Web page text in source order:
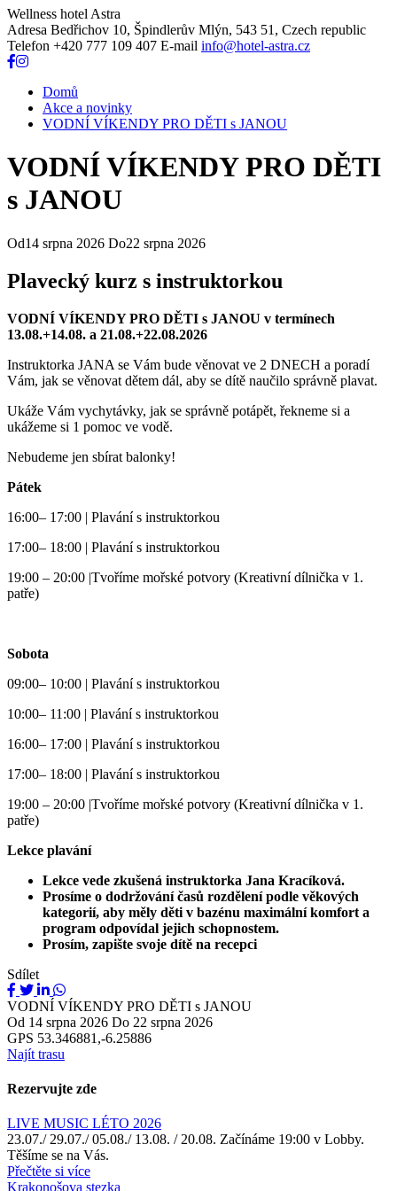
Wellness hotel Astra
Adresa Bedřichov 10, Špindlerův Mlýn, 543 51, Czech republic
Telefon +420 777 109 407 E-mail info@hotel-astra.cz
Domů
Akce a novinky
VODNÍ VÍKENDY PRO DĚTI s JANOU
VODNÍ VÍKENDY PRO DĚTI
s JANOU
Od14 srpna 2026 Do22 srpna 2026
Plavecký kurz s instruktorkou
VODNÍ VÍKENDY PRO DĚTI s JANOU v termínech
13.08.+14.08. a 21.08.+22.08.2026
Instruktorka JANA se Vám bude věnovat ve 2 DNECH a poradí
Vám, jak se věnovat dětem dál, aby se dítě naučilo správně plavat.
Ukáže Vám vychytávky, jak se správně potápět, řekneme si a
ukážeme si 1 pomoc ve vodě.
Nebudeme jen sbírat balonky!
Pátek
16:00– 17:00 | Plavání s instruktorkou
17:00– 18:00 | Plavání s instruktorkou
19:00 – 20:00 |Tvoříme mořské potvory (Kreativní dílnička v 1.
patře)
Sobota
09:00– 10:00 | Plavání s instruktorkou
10:00– 11:00 | Plavání s instruktorkou
16:00– 17:00 | Plavání s instruktorkou
17:00– 18:00 | Plavání s instruktorkou
19:00 – 20:00 |Tvoříme mořské potvory (Kreativní dílnička v 1.
patře)
Lekce plavání
Lekce vede zkušená instruktorka Jana Kracíková.
Prosíme o dodržování časů rozdělení podle věkových
kategorií, aby měly děti v bazénu maximální komfort a
program odpovídal jejich schopnostem.
Prosím, zapište svoje dítě na recepci
Sdílet
VODNÍ VÍKENDY PRO DĚTI s JANOU
Od 14 srpna 2026 Do 22 srpna 2026
GPS 53.346881,-6.25886
Najít trasu
Rezervujte zde
Zavřít
LIVE MUSIC LÉTO 2026
23.07./ 29.07./ 05.08./ 13.08. / 20.08. Začínáme 19:00 v Lobby.
Těšíme se na Vás.
Přečtěte si více
Krakonošova stezka